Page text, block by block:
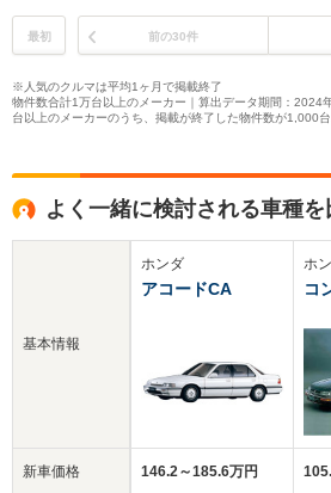
最初 前の30件
※人気のクルマは平均1ヶ月で掲載終了
物件数合計1万台以上のメーカー｜算出データ期間：2024
台以上のメーカーのうち、掲載が終了した物件数が1,000
よく一緒に検討される車種を
基本情報
新車価格
ホンダ
アコードCA
146.2～185.6万円
ホ
コ